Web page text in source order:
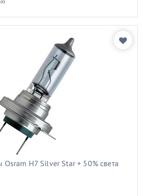
Osram H7 Silver Star + 50% света